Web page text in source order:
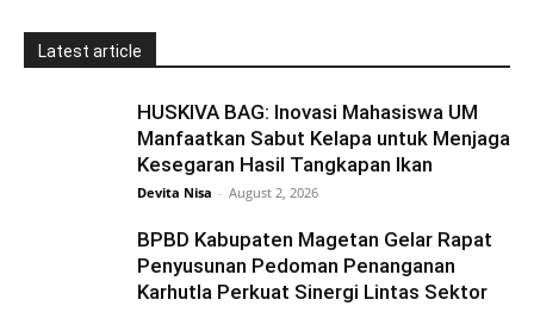
Latest article
HUSKIVA BAG: Inovasi Mahasiswa UM
Manfaatkan Sabut Kelapa untuk Menjaga
Kesegaran Hasil Tangkapan Ikan
Devita Nisa - August 2, 2026
BPBD Kabupaten Magetan Gelar Rapat
Penyusunan Pedoman Penanganan
Karhutla Perkuat Sinergi Lintas Sektor